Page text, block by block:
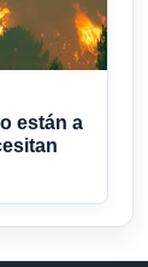
están a